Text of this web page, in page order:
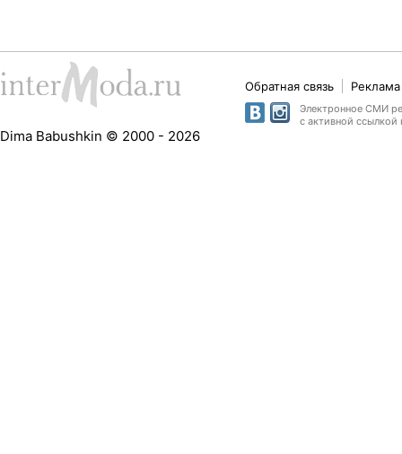
Dima Babushkin © 2000 - 2026
Обратная связь
Электронное СМИ
с активной ссылкой